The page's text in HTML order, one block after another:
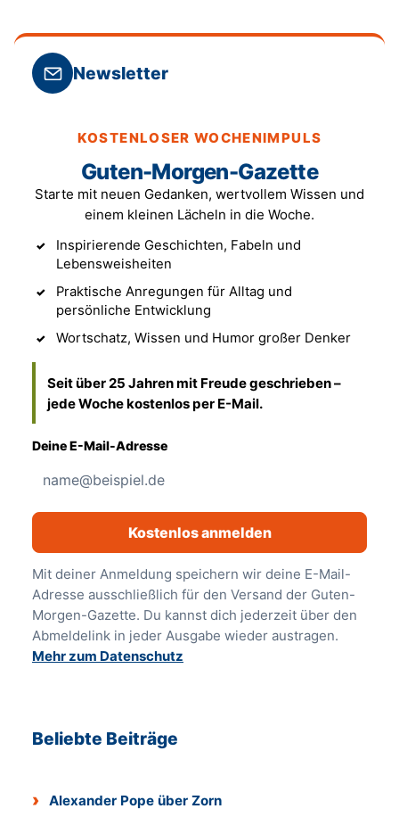
Newsletter
KOSTENLOSER WOCHENIMPULS
Guten-Morgen-Gazette
Starte mit neuen Gedanken, wertvollem Wissen und
einem kleinen Lächeln in die Woche.
Inspirierende Geschichten, Fabeln und
Lebensweisheiten
Praktische Anregungen für Alltag und
persönliche Entwicklung
Wortschatz, Wissen und Humor großer Denker
Seit über 25 Jahren mit Freude geschrieben –
jede Woche kostenlos per E-Mail.
Deine E-Mail-Adresse
Kostenlos anmelden
Mit deiner Anmeldung speichern wir deine E-Mail-
Adresse ausschließlich für den Versand der Guten-
Morgen-Gazette. Du kannst dich jederzeit über den
Abmeldelink in jeder Ausgabe wieder austragen.
Mehr zum Datenschutz
Beliebte Beiträge
Alexander Pope über Zorn